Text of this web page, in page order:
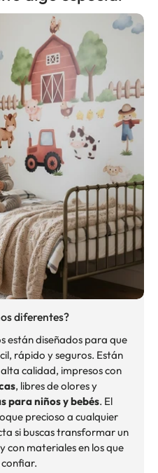
diferentes?
están diseñados para que
rápido y seguros. Están
calidad, impresos con
, libres de olores y
para niños y bebés. El
precioso a cualquier
si buscas transformar un
con materiales en los que
confiar.